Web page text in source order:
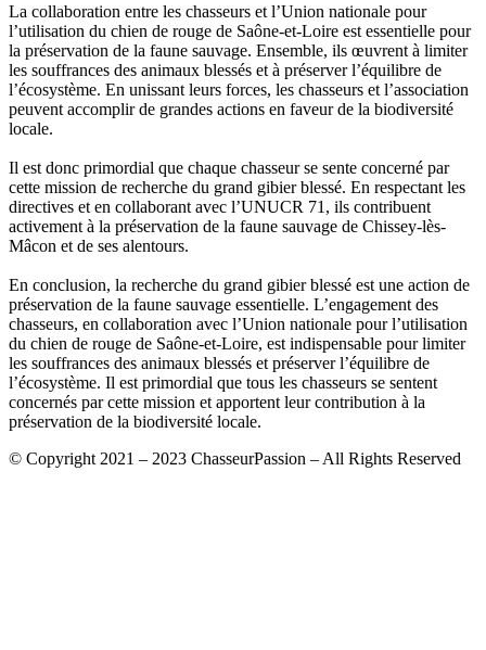
La collaboration entre les chasseurs et l’Union nationale pour
l’utilisation du chien de rouge de Saône-et-Loire est essentielle pour
la préservation de la faune sauvage. Ensemble, ils œuvrent à limiter
les souffrances des animaux blessés et à préserver l’équilibre de
l’écosystème. En unissant leurs forces, les chasseurs et l’association
peuvent accomplir de grandes actions en faveur de la biodiversité
locale.
Il est donc primordial que chaque chasseur se sente concerné par
cette mission de recherche du grand gibier blessé. En respectant les
directives et en collaborant avec l’UNUCR 71, ils contribuent
activement à la préservation de la faune sauvage de Chissey-lès-
Mâcon et de ses alentours.
En conclusion, la recherche du grand gibier blessé est une action de
préservation de la faune sauvage essentielle. L’engagement des
chasseurs, en collaboration avec l’Union nationale pour l’utilisation
du chien de rouge de Saône-et-Loire, est indispensable pour limiter
les souffrances des animaux blessés et préserver l’équilibre de
l’écosystème. Il est primordial que tous les chasseurs se sentent
concernés par cette mission et apportent leur contribution à la
préservation de la biodiversité locale.
© Copyright 2021 – 2023 ChasseurPassion – All Rights Reserved